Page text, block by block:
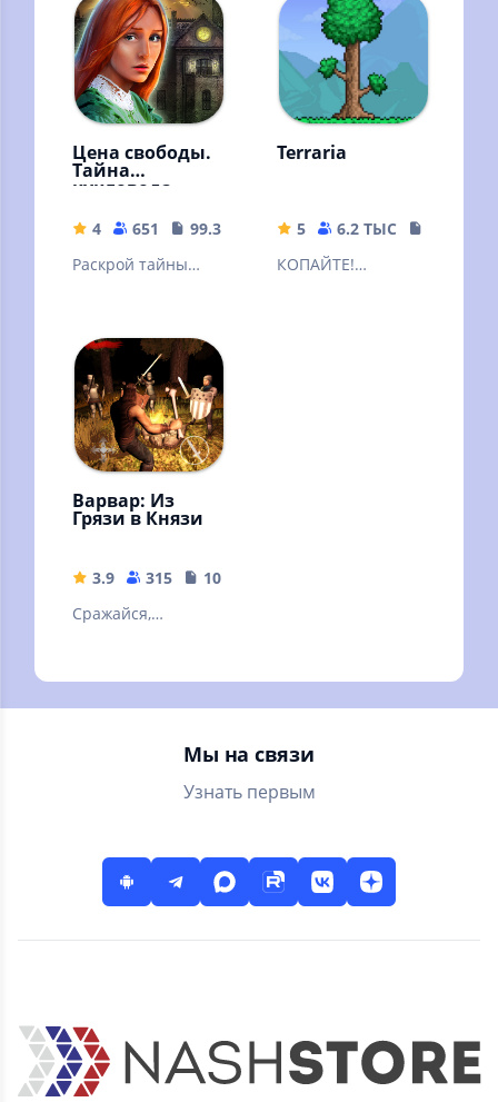
квесты!
Цена свободы.
Тайна
кукловода
4 651
99.3 MB
Раскрой тайны
загадочных
обитателей!
Terraria
5 6.2 ТЫС
КОПАЙТЕ!
Варвар: Из
Грязи в Князи
3.9 315
108.38 MB
Сражайся,
историю в
огромном
Мы на связи
Узнать первым